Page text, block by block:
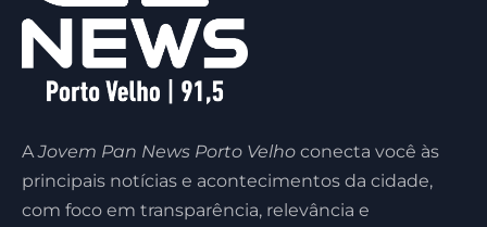
AJovem Pan News Porto Velho conecta você às
principais notícias e acontecimentos da cidade,
com foco em transparência, relevância e